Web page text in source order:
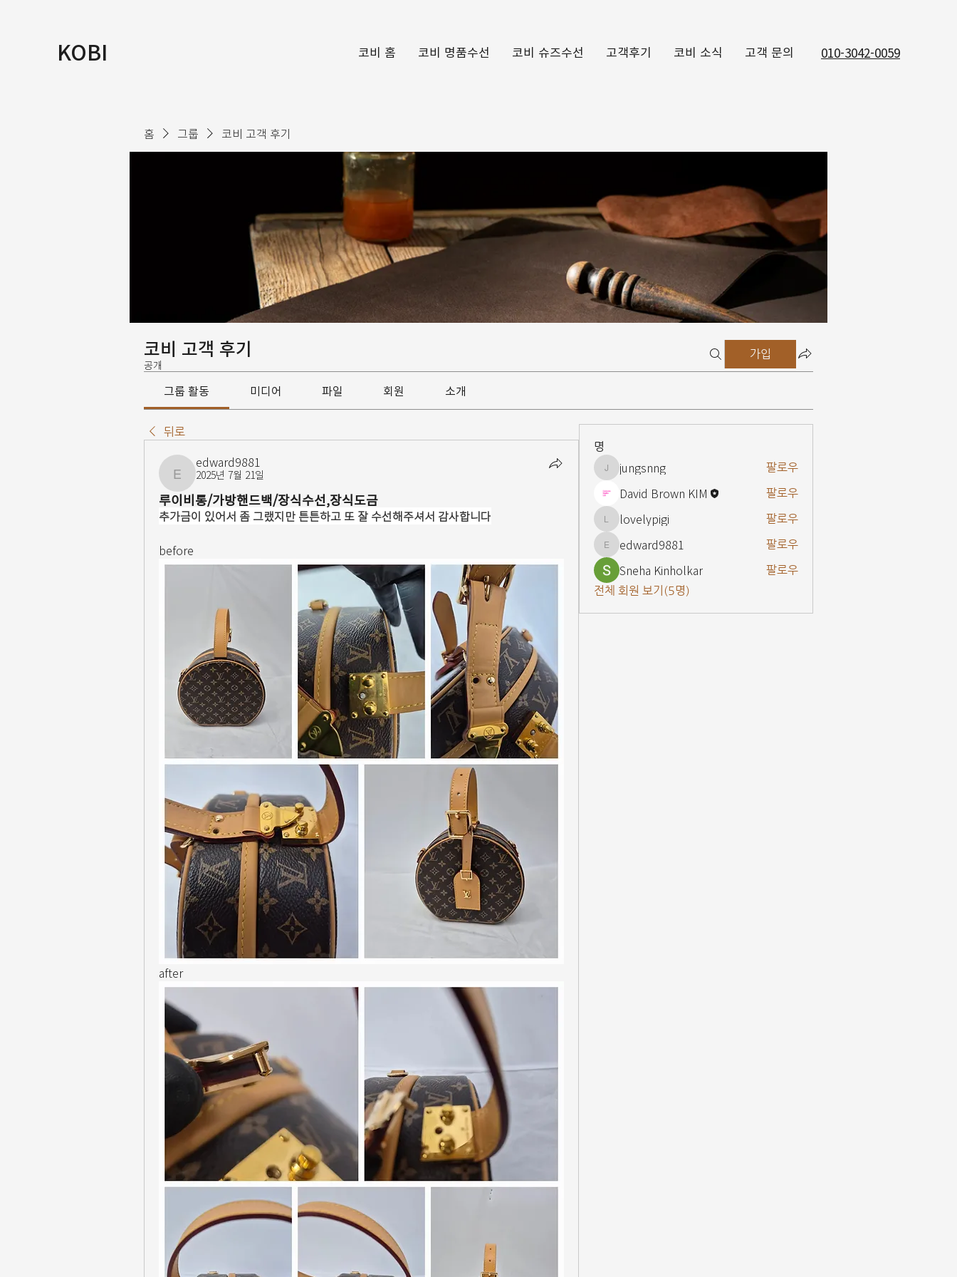
KOBI 코비 홈 코비 명품수선 코비 슈즈수선 고객후기 코비 소식 고객 문의 010-3042-0059
홈 그룹 코비 고객 후기
코비 고객 후기
공개
가입
그룹 활동 미디어 파일 회원 소개
뒤로
edward9881
edward9881
2025년 7월 21일
루이비통/가방핸드백/장식수선,장식도금
추가금이 있어서 좀 그랬지만 튼튼하고 또 잘 수선해주셔서 감사합니다
before
after
명
jungsnng
jungsnng 팔로우
David Brown KIM 팔로우
lovelypigi
lovelypigi 팔로우
edward9881
edward9881 팔로우
Sneha Kinholkar
팔로우
전체 회원 보기(5명)